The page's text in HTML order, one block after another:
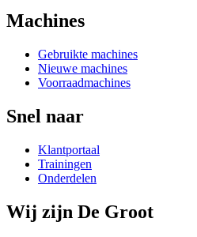
Machines
Gebruikte machines
Nieuwe machines
Voorraadmachines
Snel naar
Klantportaal
Trainingen
Onderdelen
Wij zijn De Groot